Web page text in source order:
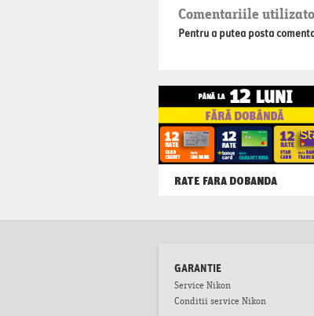
Comentariile
Pentru a putea posta
RATE FARA DOBANDA
GARANTIE
Service Nikon
Conditii service Nikon